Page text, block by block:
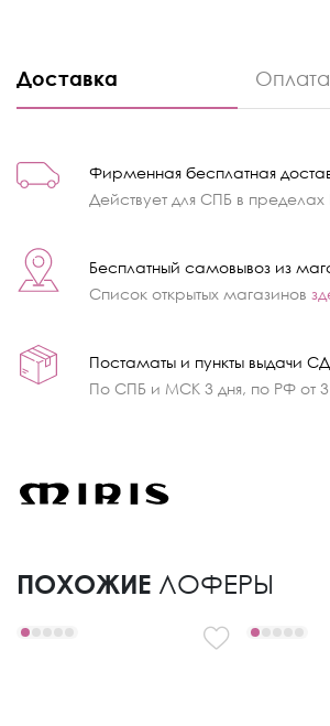
Доставка Оплата
Фирменная бесплатная
Действует для СПБ в
Бесплатный самовывоз из
Список открытых магазинов
Постаматы и пункты выдачи
По СПБ и МСК 3 дня, по РФ от
ПОХОЖИЕ ЛОФЕРЫ